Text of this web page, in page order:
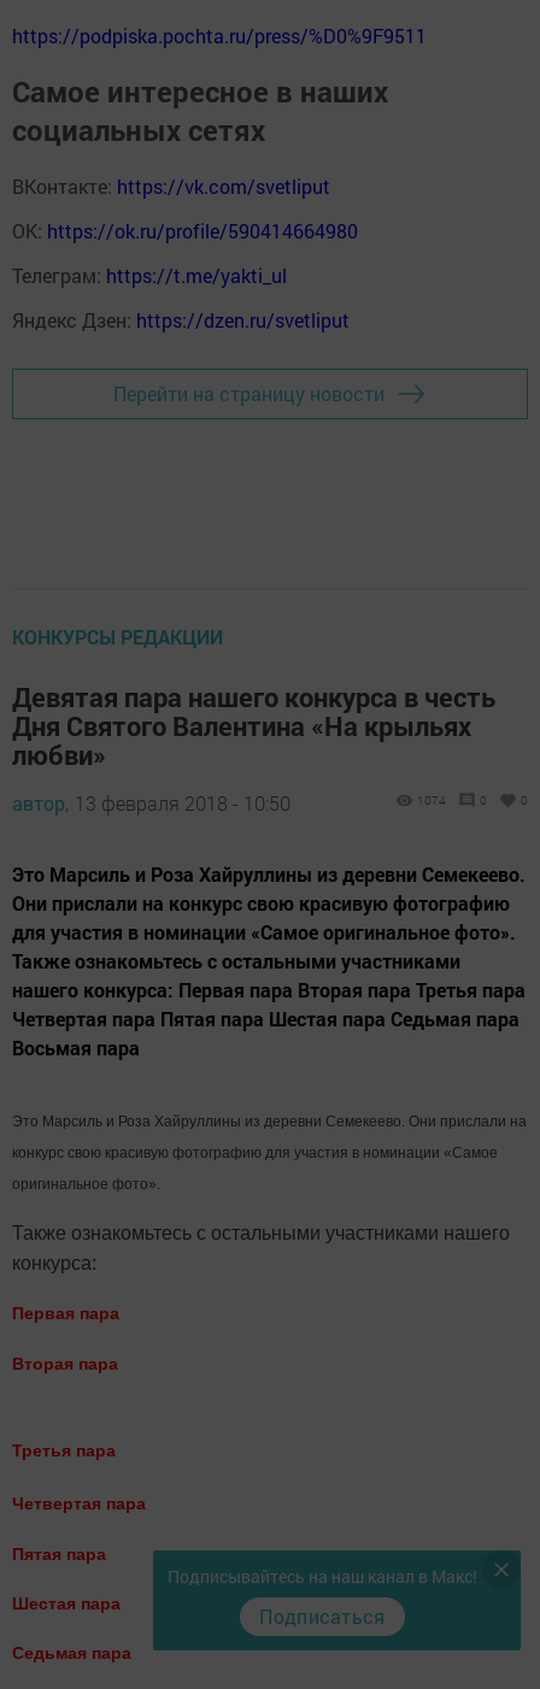
https://podpiska.pochta.ru/press/%D0%9F9511
Самое интересное в наших
социальных сетях
ВКонтакте: https://vk.com/svetliput
ОК: https://ok.ru/profile/590414664980
Телеграм: https://t.me/yakti_ul
Яндекс Дзен: https://dzen.ru/svetliput
Перейти на страницу новости
КОНКУРСЫ РЕДАКЦИИ
Девятая пара нашего конкурса в честь
Дня Святого Валентина «На крыльях
любви»
автор, 13 февраля 2018 - 10:50 1074 0 0
Это Марсиль и Роза Хайруллины из деревни Семекеево.
Они прислали на конкурс свою красивую фотографию
для участия в номинации «Самое оригинальное фото».
Также ознакомьтесь с остальными участниками
нашего конкурса: Первая пара Вторая пара Третья пара
Четвертая пара Пятая пара Шестая пара Седьмая пара
Восьмая пара
Это Марсиль и Роза Хайруллины из деревни Семекеево. Они прислали на
конкурс свою красивую фотографию для участия в номинации «Самое
оригинальное фото».
Также ознакомьтесь с остальными участниками нашего
конкурса:
Первая пара
Вторая пара
Третья пара
Четвертая пара
Пятая пара
Шестая пара
Седьмая пара
Подписывайтесь на наш канал в Макс!
Подписаться